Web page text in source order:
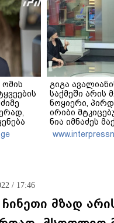
გიგა
საქმეში არის
ნოყიერი,
ირიბი
ნია იმნაძეს
სასჯელი
ნია იმნაძეს
/ 17:46
ჩინეთი მზად